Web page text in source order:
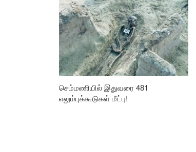
செம்மணியில் இதுவரை 481
எலும்புக்கூடுகள் மீட்பு!